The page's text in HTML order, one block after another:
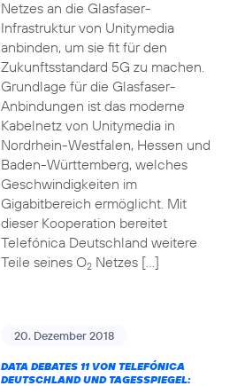
Netzes an die Glasfaser-
Infrastruktur von Unitymedia
anbinden, um sie fit für den
Zukunftsstandard 5G zu machen.
Grundlage für die Glasfaser-
Anbindungen ist das moderne
Kabelnetz von Unitymedia in
Nordrhein-Westfalen, Hessen und
Baden-Württemberg, welches
Geschwindigkeiten im
Gigabitbereich ermöglicht. Mit
dieser Kooperation bereitet
Telefónica Deutschland weitere
Teile seines O2Netzes […]
20. Dezember 2018
DATA DEBATES 11 VON TELEFÓNICA
DEUTSCHLAND UND TAGESSPIEGEL: